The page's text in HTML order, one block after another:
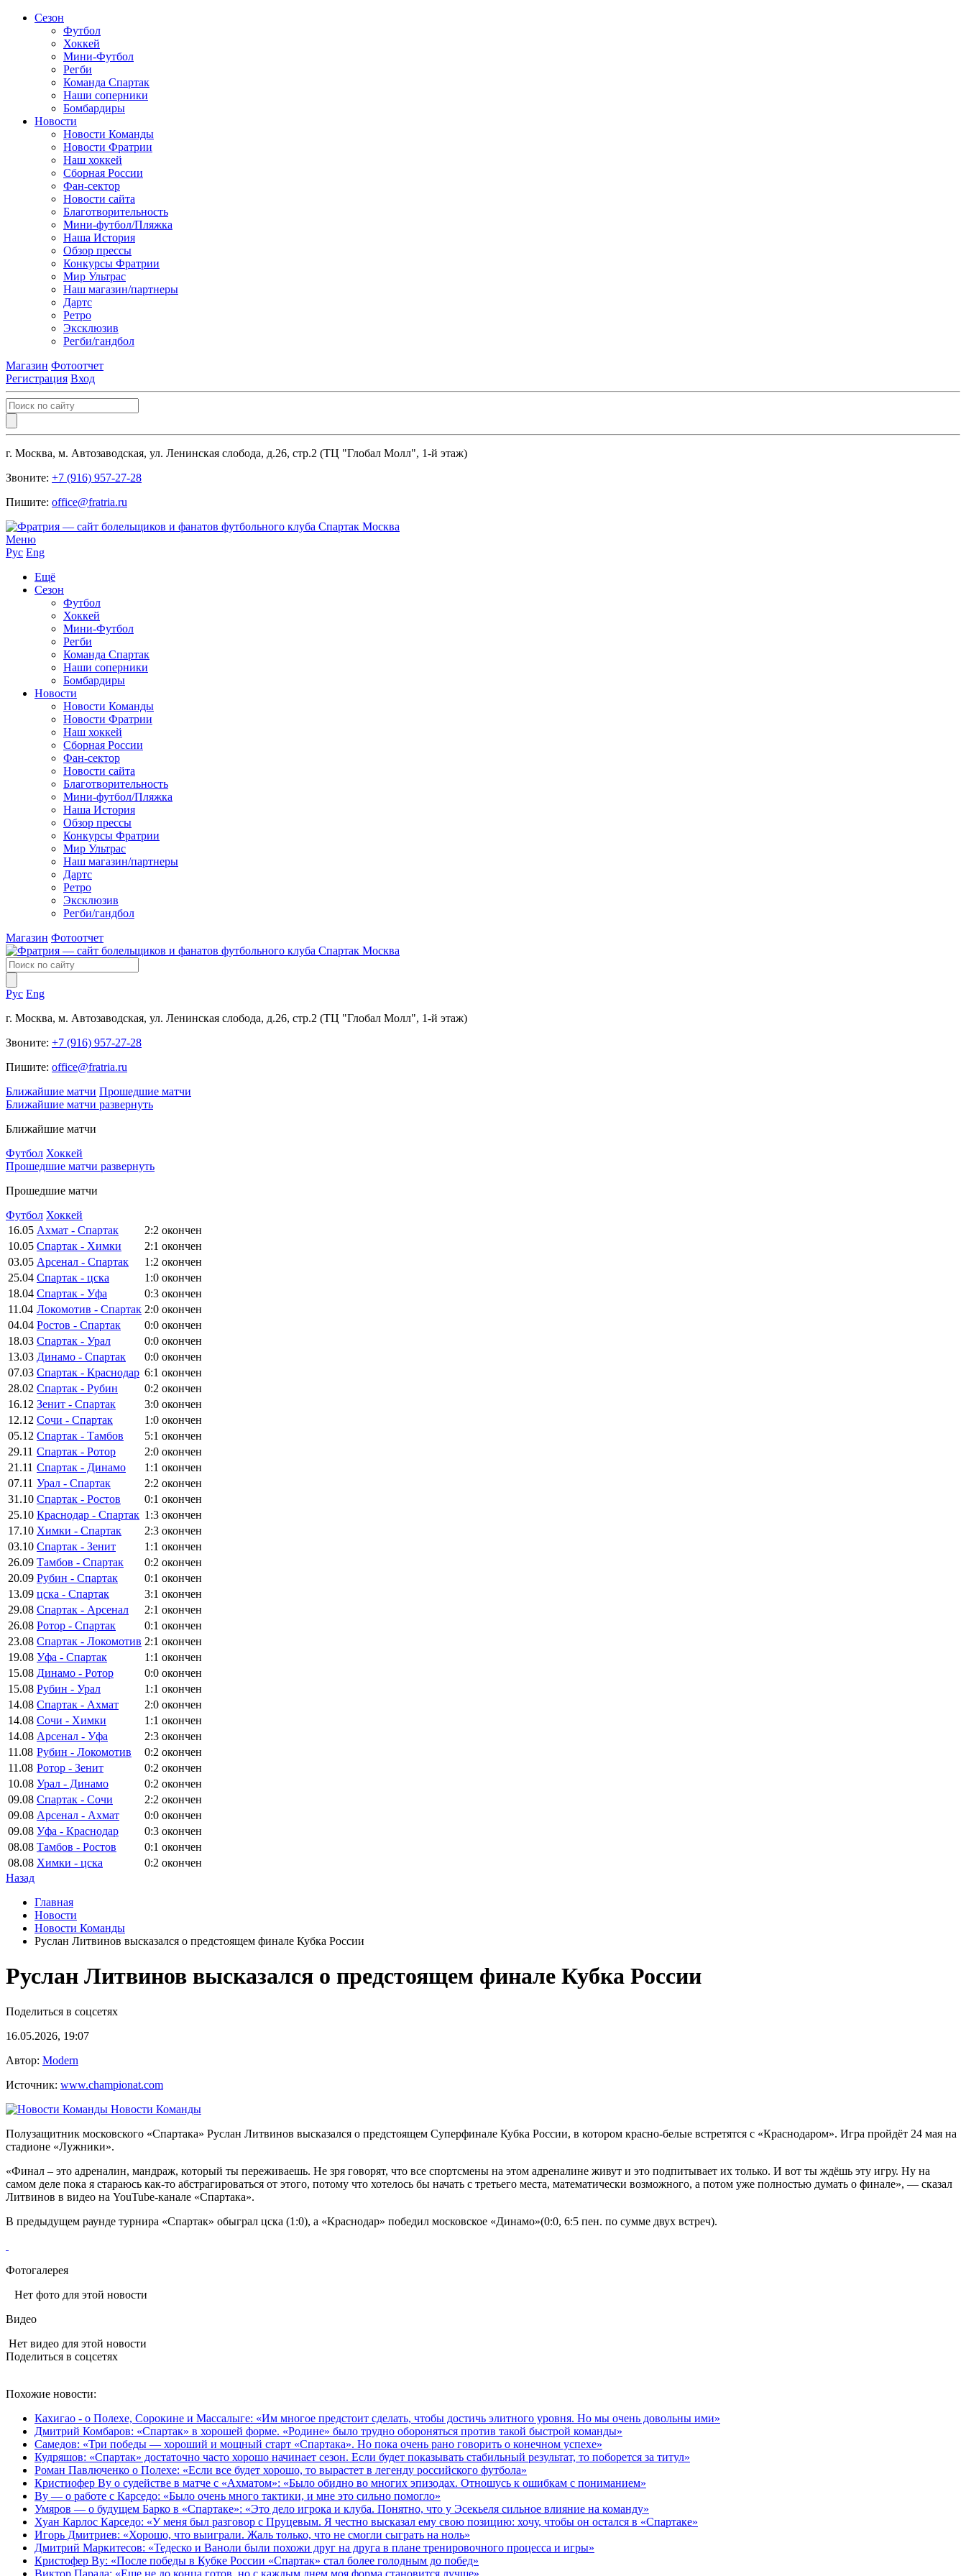
Сезон
Футбол
Хоккей
Мини-Футбол
Регби
Команда Спартак
Наши соперники
Бомбардиры
Новости
Новости Команды
Новости Фратрии
Наш хоккей
Сборная России
Фан-cектор
Новости сайта
Благотворительность
Мини-футбол/Пляжка
Наша История
Обзор прессы
Конкурсы Фратрии
Мир Ультрас
Наш магазин/партнеры
Дартс
Ретро
Эксклюзив
Регби/гандбол
Магазин Фотоотчет
Регистрация Вход
г. Москва, м. Автозаводская, ул. Ленинская слобода, д.26, стр.2 (ТЦ "Глобал Молл", 1-й этаж)
Звоните: +7 (916) 957-27-28
Пишите: office@fratria.ru
Меню
Рус Eng
Ещё
Сезон
Футбол
Хоккей
Мини-Футбол
Регби
Команда Спартак
Наши соперники
Бомбардиры
Новости
Новости Команды
Новости Фратрии
Наш хоккей
Сборная России
Фан-cектор
Новости сайта
Благотворительность
Мини-футбол/Пляжка
Наша История
Обзор прессы
Конкурсы Фратрии
Мир Ультрас
Наш магазин/партнеры
Дартс
Ретро
Эксклюзив
Регби/гандбол
Магазин Фотоотчет
Рус Eng
г. Москва, м. Автозаводская, ул. Ленинская слобода, д.26, стр.2 (ТЦ "Глобал Молл", 1-й этаж)
Звоните: +7 (916) 957-27-28
Пишите: office@fratria.ru
Ближайшие матчи Прошедшие матчи
Ближайшие матчи развернуть
Ближайшие матчи
Футбол Хоккей
Прошедшие матчи развернуть
Прошедшие матчи
Футбол Хоккей
16.05 Ахмат - Спартак 2:2 окончен
10.05 Спартак - Химки 2:1 окончен
03.05 Арсенал - Спартак 1:2 окончен
25.04 Спартак - цска 1:0 окончен
18.04 Спартак - Уфа 0:3 окончен
11.04 Локомотив - Спартак 2:0 окончен
04.04 Ростов - Спартак 0:0 окончен
18.03 Спартак - Урал 0:0 окончен
13.03 Динамо - Спартак 0:0 окончен
07.03 Спартак - Краснодар 6:1 окончен
28.02 Спартак - Рубин 0:2 окончен
16.12 Зенит - Спартак 3:0 окончен
12.12 Сочи - Спартак 1:0 окончен
05.12 Спартак - Тамбов 5:1 окончен
29.11 Спартак - Ротор 2:0 окончен
21.11 Спартак - Динамо 1:1 окончен
07.11 Урал - Спартак 2:2 окончен
31.10 Спартак - Ростов 0:1 окончен
25.10 Краснодар - Спартак 1:3 окончен
17.10 Химки - Спартак 2:3 окончен
03.10 Спартак - Зенит 1:1 окончен
26.09 Тамбов - Спартак 0:2 окончен
20.09 Рубин - Спартак 0:1 окончен
13.09 цска - Спартак 3:1 окончен
29.08 Спартак - Арсенал 2:1 окончен
26.08 Ротор - Спартак 0:1 окончен
23.08 Спартак - Локомотив 2:1 окончен
19.08 Уфа - Спартак 1:1 окончен
15.08 Динамо - Ротор 0:0 окончен
15.08 Рубин - Урал 1:1 окончен
14.08 Спартак - Ахмат 2:0 окончен
14.08 Сочи - Химки 1:1 окончен
14.08 Арсенал - Уфа 2:3 окончен
11.08 Рубин - Локомотив 0:2 окончен
11.08 Ротор - Зенит 0:2 окончен
10.08 Урал - Динамо 0:2 окончен
09.08 Спартак - Сочи 2:2 окончен
09.08 Арсенал - Ахмат 0:0 окончен
09.08 Уфа - Краснодар 0:3 окончен
08.08 Тамбов - Ростов 0:1 окончен
08.08 Химки - цска 0:2 окончен
Назад
Главная
Новости
Новости Команды
Руслан Литвинов высказался о предстоящем финале Кубка России
Руслан Литвинов высказался о предстоящем финале Кубка России
Поделиться в соцсетях
16.05.2026, 19:07
Автор: Modern
Источник: www.championat.com
Новости Команды
Полузащитник московского «Спартака» Руслан Литвинов высказался о предстоящем Суперфинале Кубка России, в котором красно-белые встретятся с «Краснодаром». Игра пройдёт 24 мая на
стадионе «Лужники».
«Финал – это адреналин, мандраж, который ты переживаешь. Не зря говорят, что все спортсмены на этом адреналине живут и это подпитывает их только. И вот ты ждёшь эту игру. Ну на
самом деле пока я стараюсь как-то абстрагироваться от этого, потому что хотелось бы начать с третьего места, математически возможного, а потом уже полностью думать о финале», — сказал
Литвинов в видео на YouTube-канале «Спартака».
В предыдущем раунде турнира «Спартак» обыграл цска (1:0), а «Краснодар» победил московское «Динамо»(0:0, 6:5 пен. по сумме двух встреч).
Фотогалерея
Нет фото для этой новости
Видео
Нет видео для этой новости
Поделиться в соцсетях
Похожие новости:
Кахигао - о Полехе, Сорокине и Массалыге: «Им многое предстоит сделать, чтобы достичь элитного уровня. Но мы очень довольны ими»
Дмитрий Комбаров: «Спартак» в хорошей форме. «Родине» было трудно обороняться против такой быстрой команды»
Самедов: «Три победы — хороший и мощный старт «Спартака». Но пока очень рано говорить о конечном успехе»
Кудряшов: «Спартак» достаточно часто хорошо начинает сезон. Если будет показывать стабильный результат, то поборется за титул»
Роман Павлюченко о Полехе: «Если все будет хорошо, то вырастет в легенду российского футбола»
Кристиофер Ву о судействе в матче с «Ахматом»: «Было обидно во многих эпизодах. Отношусь к ошибкам с пониманием»
Ву — о работе с Карседо: «Было очень много тактики, и мне это сильно помогло»
Умяров — о будущем Барко в «Спартаке»: «Это дело игрока и клуба. Понятно, что у Эсекьеля сильное влияние на команду»
Хуан Карлос Карседо: «У меня был разговор с Пруцевым. Я честно высказал ему свою позицию: хочу, чтобы он остался в «Спартаке»
Игорь Дмитриев: «Хорошо, что выиграли. Жаль только, что не смогли сыграть на ноль»
Дмитрий Маркитесов: «Тедеско и Ваноли были похожи друг на друга в плане тренировочного процесса и игры»
Кристофер Ву: «После победы в Кубке России «Спартак» стал более голодным до побед»
Виктор Парада: «Еще не до конца готов, но с каждым днем моя форма становится лучше»